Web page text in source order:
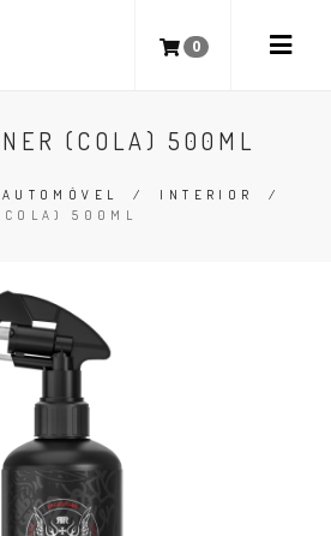
0
(COLA) 500ML
/ INTERIOR
/
500ML